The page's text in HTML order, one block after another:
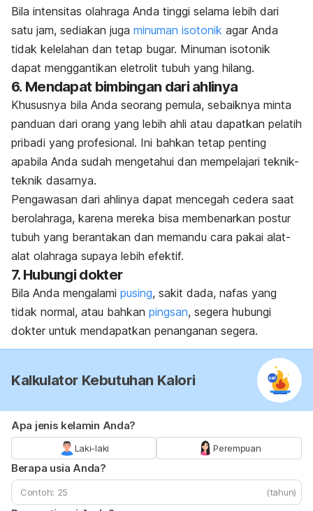
Bila intensitas olahraga Anda tinggi selama lebih dari
satu jam, sediakan juga minuman isotonik agar Anda
tidak kelelahan dan tetap bugar. Minuman isotonik
dapat menggantikan eletrolit tubuh yang hilang.
6. Mendapat bimbingan dari ahlinya
Khususnya bila Anda seorang pemula, sebaiknya minta
panduan dari orang yang lebih ahli atau dapatkan pelatih
pribadi yang profesional. Ini bahkan tetap penting
apabila Anda sudah mengetahui dan mempelajari teknik-
teknik dasarnya.
Pengawasan dari ahlinya dapat mencegah cedera saat
berolahraga, karena mereka bisa membenarkan postur
tubuh yang berantakan dan memandu cara pakai alat-
alat olahraga supaya lebih efektif.
7. Hubungi dokter
Bila Anda mengalami pusing, sakit dada, nafas yang
tidak normal, atau bahkan pingsan, segera hubungi
dokter untuk mendapatkan penanganan segera.
Kalkulator Kebutuhan Kalori
Apa jenis kelamin Anda?
Laki-laki Perempuan
Berapa usia Anda?
(tahun)